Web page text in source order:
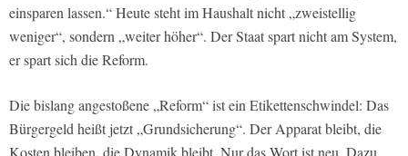
einsparen lassen.“ Heute steht im Haushalt nicht „zweistellig
weniger“, sondern „weiter höher“. Der Staat spart nicht am System,
er spart sich die Reform.
Die bislang angestoßene „Reform“ ist ein Etikettenschwindel: Das
Bürgergeld heißt jetzt „Grundsicherung“. Der Apparat bleibt, die